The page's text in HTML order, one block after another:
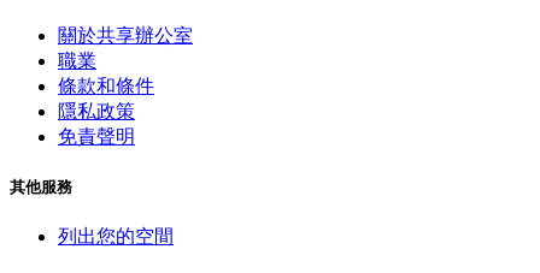
關於共享辦公室
職業
條款和條件
隱私政策
免責聲明
其他服務
列出您的空間